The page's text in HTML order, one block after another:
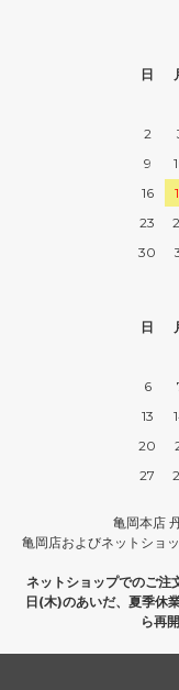
日
2
9
16
23
30
日
6
13
20
27
亀岡本店
亀岡店およびネットショ
ネットショップでのご
日(木)のあいだ、夏季休
ら再